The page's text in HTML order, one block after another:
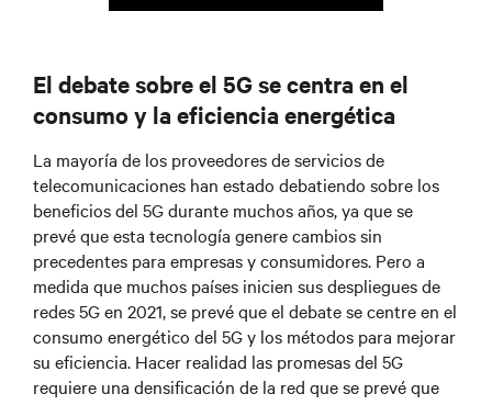
El debate sobre el 5G se centra en el
consumo y la eficiencia energética
La mayoría de los proveedores de servicios de
telecomunicaciones han estado debatiendo sobre los
beneficios del 5G durante muchos años, ya que se
prevé que esta tecnología genere cambios sin
precedentes para empresas y consumidores. Pero a
medida que muchos países inicien sus despliegues de
redes 5G en 2021, se prevé que el debate se centre en el
consumo energético del 5G y los métodos para mejorar
su eficiencia. Hacer realidad las promesas del 5G
requiere una densificación de la red que se prevé que